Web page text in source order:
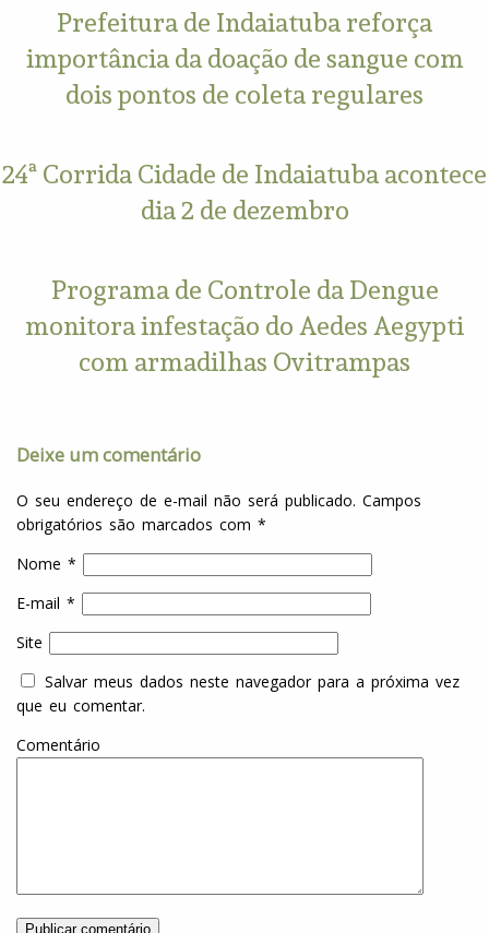
Prefeitura de Indaiatuba reforça
importância da doação de sangue com
dois pontos de coleta regulares
24ª Corrida Cidade de Indaiatuba acontece
dia 2 de dezembro
Programa de Controle da Dengue
monitora infestação do Aedes Aegypti
com armadilhas Ovitrampas
Deixe um comentário
O seu endereço de e-mail não será publicado. Campos
obrigatórios são marcados com *
Nome *
E-mail *
Site
Salvar meus dados neste navegador para a próxima vez
que eu comentar.
Comentário